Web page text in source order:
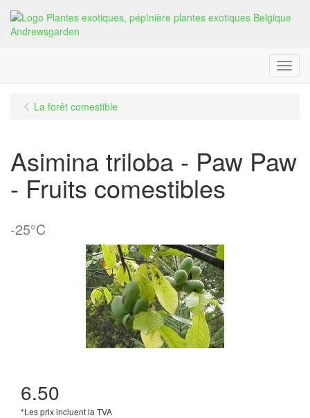
Menu
La forêt comestible
Asimina triloba - Paw Paw
- Fruits comestibles
-25°C
6.50
*Les prix incluent la TVA